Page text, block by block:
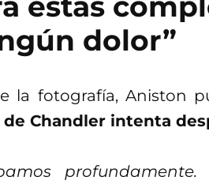
dolor”
la fotografía, Aniston
Chandler intenta